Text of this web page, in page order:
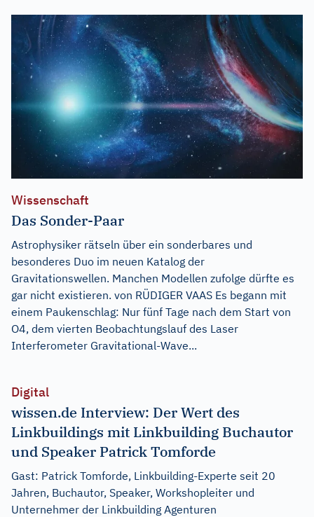
Wissenschaft
Das Sonder-Paar
Astrophysiker rätseln über ein sonderbares und
besonderes Duo im neuen Katalog der
Gravitationswellen. Manchen Modellen zufolge dürfte es
gar nicht existieren. von RÜDIGER VAAS Es begann mit
einem Paukenschlag: Nur fünf Tage nach dem Start von
O4, dem vierten Beobachtungslauf des Laser
Interferometer Gravitational-Wave...
Digital
wissen.de Interview: Der Wert des
Linkbuildings mit Linkbuilding Buchautor
und Speaker Patrick Tomforde
Gast: Patrick Tomforde, Linkbuilding-Experte seit 20
Jahren, Buchautor, Speaker, Workshopleiter und
Unternehmer der Linkbuilding Agenturen